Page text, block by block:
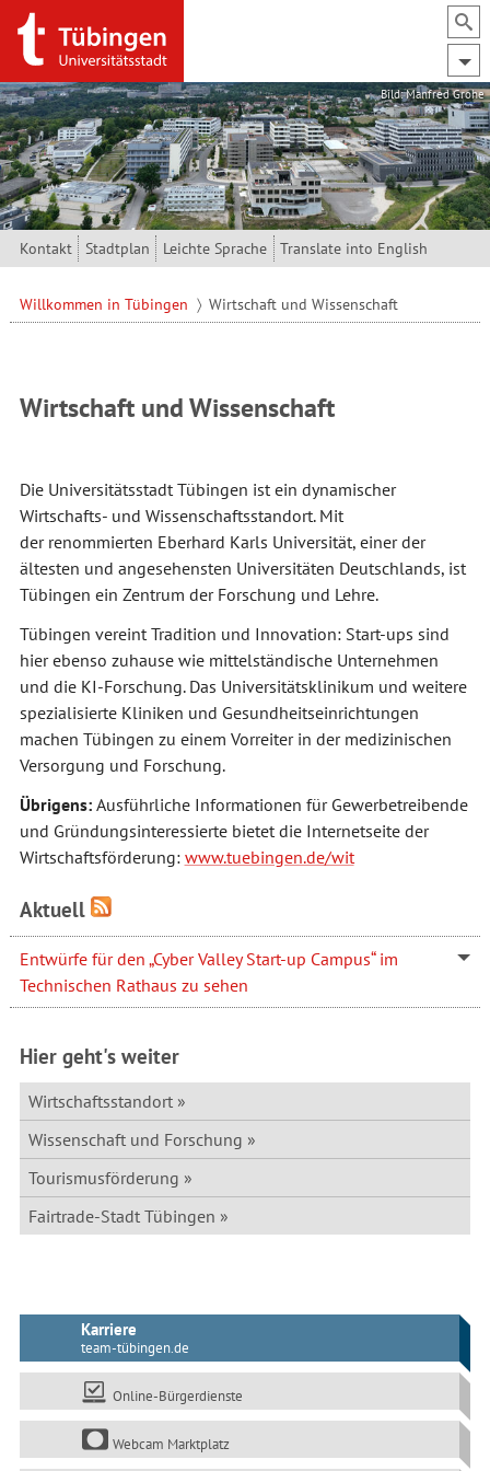
Direkt zum Inhalt
Bild: Manfred Grohe
Kontakt Stadtplan Leichte Sprache Translate into English
Willkommen in Tübingen Wirtschaft und Wissenschaft
Wirtschaft und Wissenschaft
Die Universitätsstadt Tübingen ist ein dynamischer
Wirtschafts- und Wissenschaftsstandort. Mit
der renommierten Eberhard Karls Universität, einer der
ältesten und angesehensten Universitäten Deutschlands, ist
Tübingen ein Zentrum der Forschung und Lehre.
Tübingen vereint Tradition und Innovation: Start-ups sind
hier ebenso zuhause wie mittelständische Unternehmen
und die KI-Forschung. Das Universitätsklinikum und weitere
spezialisierte Kliniken und Gesundheitseinrichtungen
machen Tübingen zu einem Vorreiter in der medizinischen
Versorgung und Forschung.
Übrigens: Ausführliche Informationen für Gewerbetreibende
und Gründungsinteressierte bietet die Internetseite der
Wirtschaftsförderung: www.tuebingen.de/wit
Aktuell
Entwürfe für den „Cyber Valley Start-up Campus“ im
Technischen Rathaus zu sehen
Hier geht's weiter
Wirtschaftsstandort
Wissenschaft und Forschung
Tourismusförderung
Fairtrade-Stadt Tübingen
Karriere
team-tübingen.de
Online-Bürgerdienste
Webcam Marktplatz